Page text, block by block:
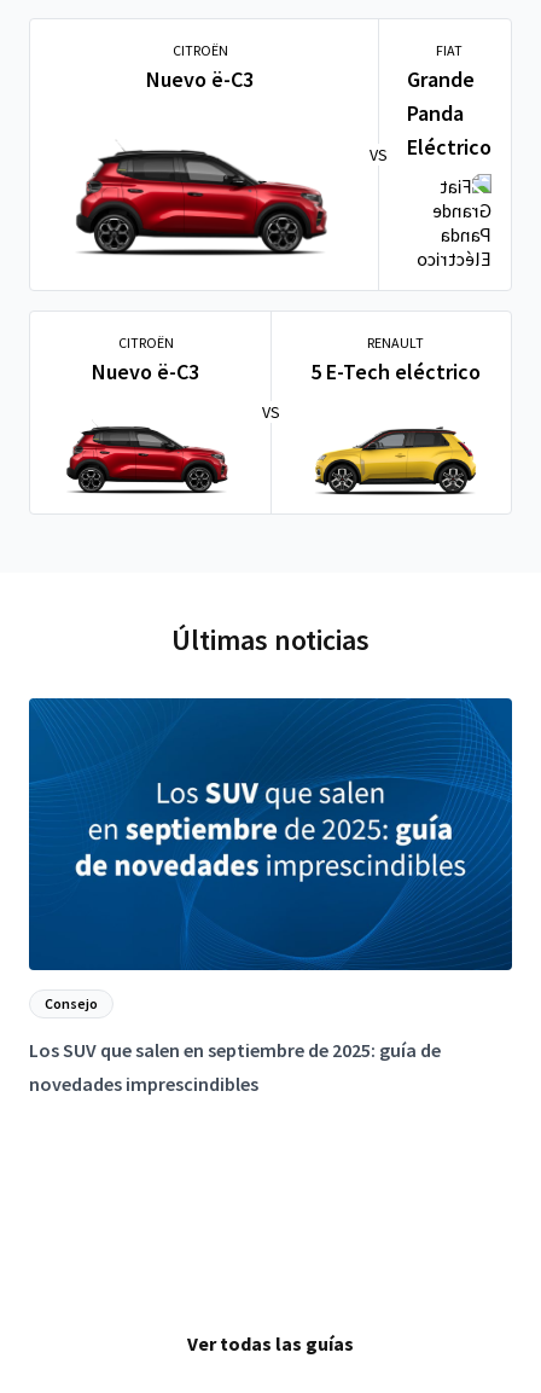
CITROËN
Nuevo ë-C3
VS
FIAT
Grande
Panda
Eléctrico
CITROËN
Nuevo ë-C3
VS
RENAULT
5 E-Tech eléctrico
Últimas noticias
Consejo
Los SUV que salen en septiembre de 2025: guía de
novedades imprescindibles
Ver todas las guías